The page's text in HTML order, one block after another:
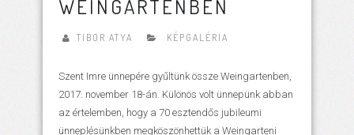
WEINGARTENBEN
TIBOR ATYA KÉPGALÉRIA
Szent Imre ünnepére gyűltünk össze Weingartenben,
2017. november 18-án. Különös volt ünnepünk abban
az értelemben, hogy a 70 esztendős jubileumi
ünneplésünkben megköszönhettük a Weingarteni